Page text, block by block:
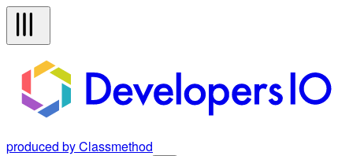
produced by Classmethod